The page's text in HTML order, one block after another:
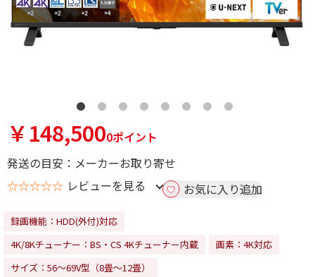
￥148,5000ポイント
発送の目安：メーカーお取り寄せ
☆☆☆☆☆ レビューを見る お気に入り追加
録画機能：HDD(外付)対応
4K/8Kチューナー：BS・CS 4Kチューナー内蔵
画素：4K対応
サイズ：56～69V型（8畳～12畳）